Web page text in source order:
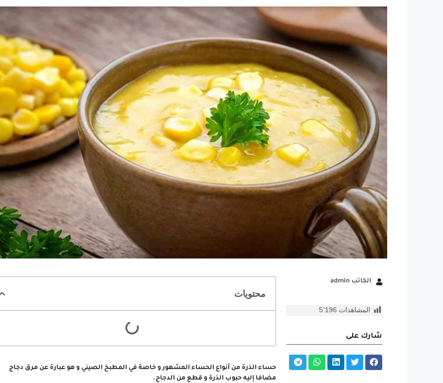
الكاتب admin
المشاهدات 5٬196
شارك على
محتويات
حساء الذرة من أنواع الحساء المشهور و خاصة في المطبخ الصيني و هو عبارة عن مرق دجاج
مضافا إليه حبوب الذرة و قطع من الدجاج.